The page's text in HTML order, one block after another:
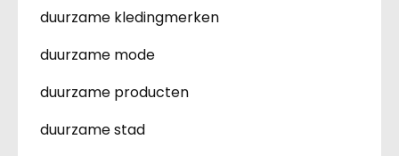
duurzame kledingmerken
duurzame mode
duurzame producten
duurzame stad